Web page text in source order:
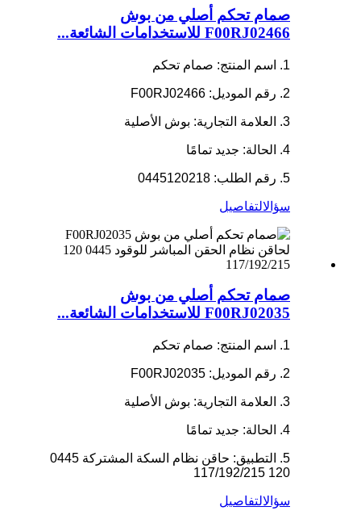
صمام تحكم أصلي من بوش
F00RJ02466 للاستخدامات الشائعة...
1. اسم المنتج: صمام تحكم
2. رقم الموديل: F00RJ02466
3. العلامة التجارية: بوش الأصلية
4. الحالة: جديد تمامًا
5. رقم الطلب: 0445120218
سؤالالتفاصيل
صمام تحكم أصلي من بوش
F00RJ02035 للاستخدامات الشائعة...
1. اسم المنتج: صمام تحكم
2. رقم الموديل: F00RJ02035
3. العلامة التجارية: بوش الأصلية
4. الحالة: جديد تمامًا
5. التطبيق: حاقن نظام السكة المشتركة 0445
120 117/192/215
سؤالالتفاصيل